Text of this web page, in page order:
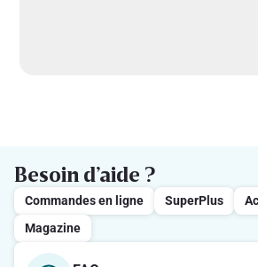
Besoin d’aide ?
Commandes en ligne SuperPlus
Magazine